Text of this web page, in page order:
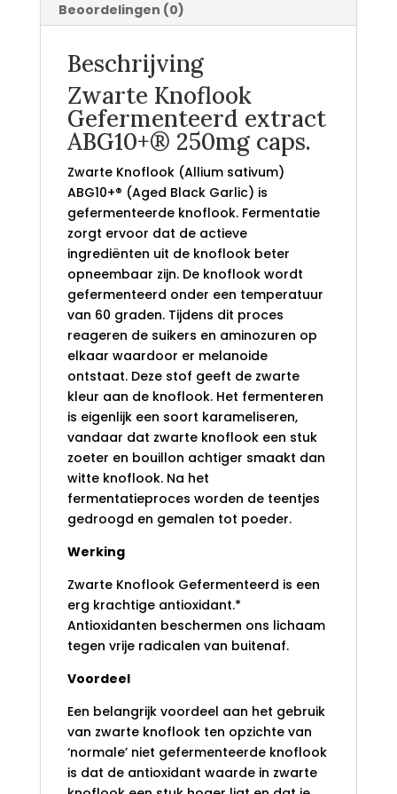
Beoordelingen (0)
Beschrijving
Zwarte Knoflook
Gefermenteerd extract
ABG10+® 250mg caps.
Zwarte Knoflook (Allium sativum)
ABG10+® (Aged Black Garlic) is
gefermenteerde knoflook. Fermentatie
zorgt ervoor dat de actieve
ingrediënten uit de knoflook beter
opneembaar zijn. De knoflook wordt
gefermenteerd onder een temperatuur
van 60 graden. Tijdens dit proces
reageren de suikers en aminozuren op
elkaar waardoor er melanoide
ontstaat. Deze stof geeft de zwarte
kleur aan de knoflook. Het fermenteren
is eigenlijk een soort karameliseren,
vandaar dat zwarte knoflook een stuk
zoeter en bouillon achtiger smaakt dan
witte knoflook. Na het
fermentatieproces worden de teentjes
gedroogd en gemalen tot poeder.
Werking
Zwarte Knoflook Gefermenteerd is een
erg krachtige antioxidant.*
Antioxidanten beschermen ons lichaam
tegen vrije radicalen van buitenaf.
Voordeel
Een belangrijk voordeel aan het gebruik
van zwarte knoflook ten opzichte van
‘normale’ niet gefermenteerde knoflook
is dat de antioxidant waarde in zwarte